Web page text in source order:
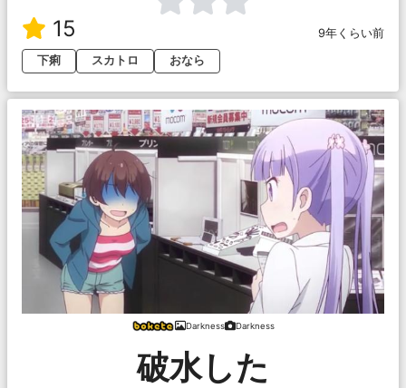
15
9年くらい前
下痢
スカトロ おなら
Darkness Darkness
破水した